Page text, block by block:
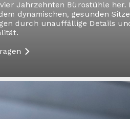
Jahrzehnten Bürostühle her.
dynamischen, gesunden
durch unauffällige Details